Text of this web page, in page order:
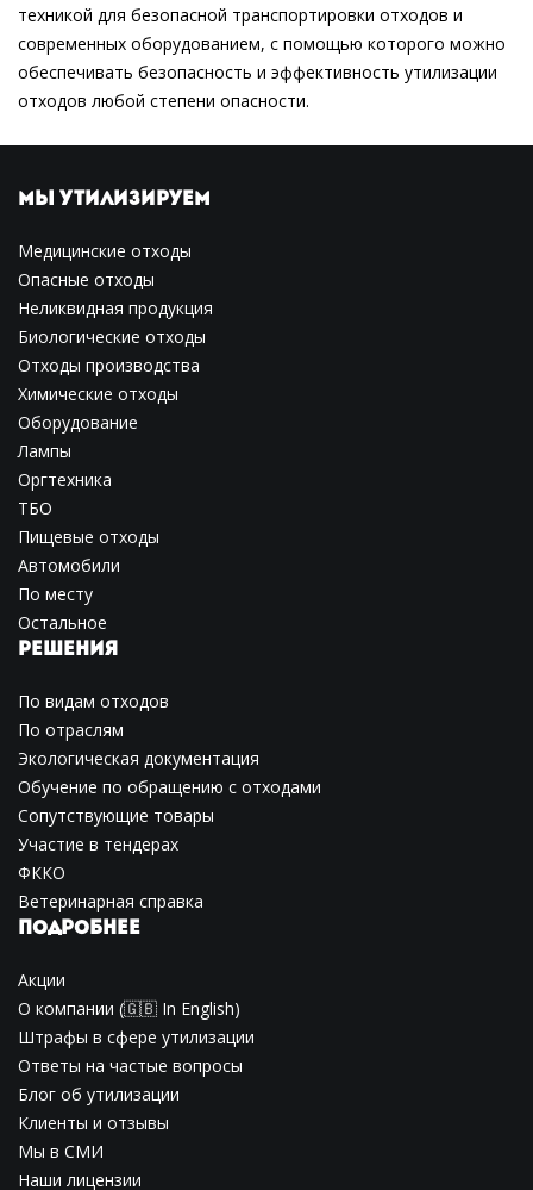
техникой для безопасной транспортировки отходов и
современных оборудованием, с помощью которого можно
обеспечивать безопасность и эффективность утилизации
отходов любой степени опасности.
МЫ УТИЛИЗИРУЕМ
Медицинские отходы
Опасные отходы
Неликвидная продукция
Биологические отходы
Отходы производства
Химические отходы
Оборудование
Лампы
Оргтехника
ТБО
Пищевые отходы
Автомобили
По месту
Остальное
РЕШЕНИЯ
По видам отходов
По отраслям
Экологическая документация
Обучение по обращению с отходами
Сопутствующие товары
Участие в тендерах
ФККО
Ветеринарная справка
ПОДРОБНЕЕ
Акции
О компании (🇬🇧 In English)
Штрафы в сфере утилизации
Ответы на частые вопросы
Блог об утилизации
Клиенты и отзывы
Мы в СМИ
Наши лицензии